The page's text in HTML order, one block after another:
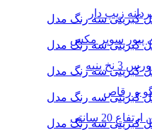
زیپ دار
پیور سوپر مکس
پنبه
و رقاص
20 سانتی